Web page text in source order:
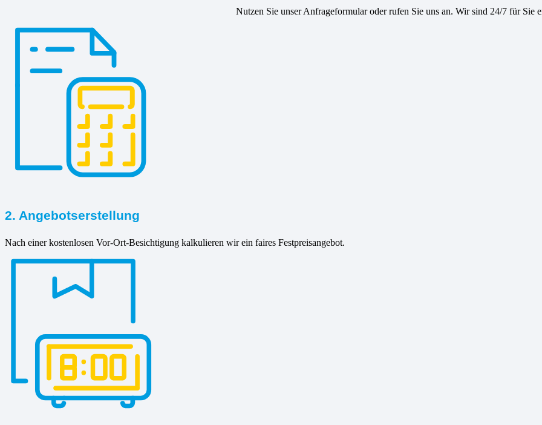
Nutzen Sie unser Anfrageformular oder rufen Sie uns an. Wir sind 24/7 für Sie
2. Angebotserstellung
Nach einer kostenlosen Vor-Ort-Besichtigung kalkulieren wir ein faires Festpreisangebot.